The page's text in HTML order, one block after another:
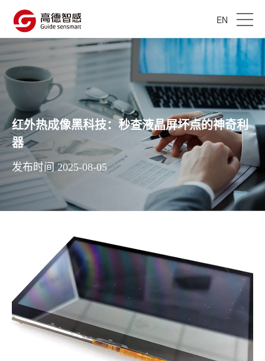
EN
红外热成像黑科技：秒查液晶屏坏点的神奇利
器
发布时间 2025-08-05